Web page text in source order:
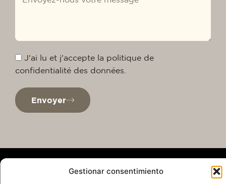
Gestionar consentimiento
J'ai lu et j'accepte la politique de
confidentialité des données.
Envoyer